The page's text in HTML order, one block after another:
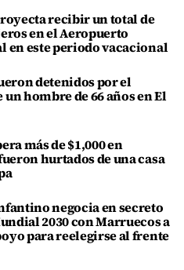
recibir un total de
en el Aeropuerto
en este periodo vacacional
detenidos por el
hombre de 66 años en El
más de $1,000 en
hurtados de una casa
negocia en secreto
2030 con Marruecos a
para reelegirse al frente